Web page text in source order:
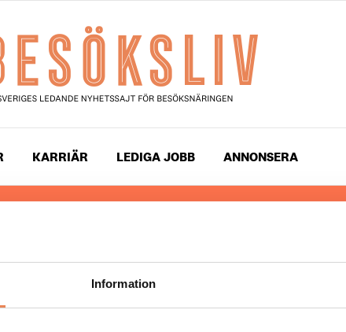
Information
KARRIÄR LEDIGA JOBB ANNONSERA
landets mest uppdaterade nyheter och snackisar inom
i sin tryckta form är ett affärsmagasin för ägare